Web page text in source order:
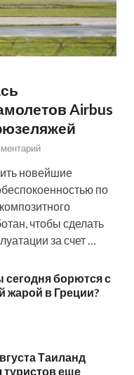
Airbus
новейшие
по
чтобы сделать
за счет …
сегодня борются с
жарой в Греции?
Таиланд
туристов еще